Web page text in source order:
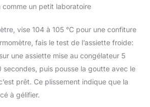
comme un petit laboratoire
vise 104 à 105 °C pour une confiture
fais le test de l’assiette froide:
une assiette mise au congélateur 5
secondes, puis pousse la goutte avec le
prêt. Ce plissement indique que la
à gélifier.